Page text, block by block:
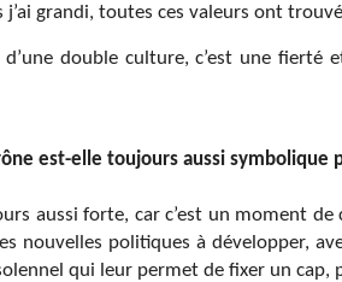
j’ai grandi, toutes ces valeurs ont
double culture, c’est une fierté
est-elle toujours aussi symbolique
aussi forte, car c’est un moment
nouvelles politiques à développer,
qui leur permet de fixer un cap,